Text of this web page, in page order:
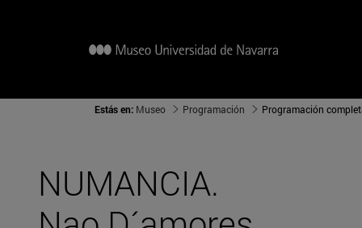
Estás en: Museo Programación Programación
NUMANCIA.